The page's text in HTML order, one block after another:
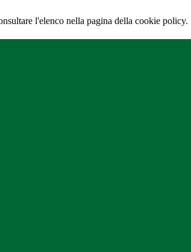
l'elenco nella pagina della cookie policy.